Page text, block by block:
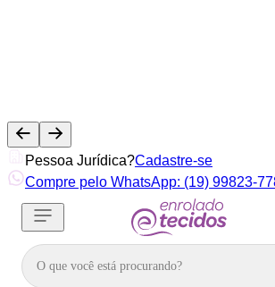
Pessoa Jurídica?Cadastre-se
Compre pelo WhatsApp: (19) 99823-